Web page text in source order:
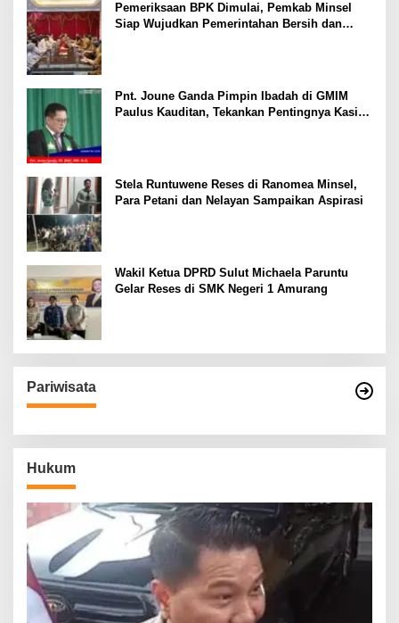
Pemeriksaan BPK Dimulai, Pemkab Minsel
Siap Wujudkan Pemerintahan Bersih dan
Pnt. Joune Ganda Pimpin Ibadah di GMIM
Paulus Kauditan, Tekankan Pentingnya Kasih
Stela Runtuwene Reses di Ranomea Minsel,
Para Petani dan Nelayan Sampaikan Aspirasi
Wakil Ketua DPRD Sulut Michaela Paruntu
Gelar Reses di SMK Negeri 1 Amurang
Pariwisata
Hukum